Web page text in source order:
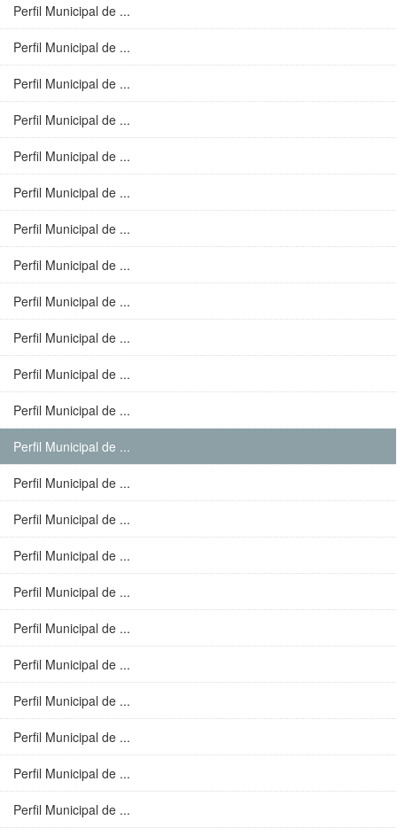
Perfil Municipal de ...
Perfil Municipal de ...
Perfil Municipal de ...
Perfil Municipal de ...
Perfil Municipal de ...
Perfil Municipal de ...
Perfil Municipal de ...
Perfil Municipal de ...
Perfil Municipal de ...
Perfil Municipal de ...
Perfil Municipal de ...
Perfil Municipal de ...
Perfil Municipal de ...
Perfil Municipal de ...
Perfil Municipal de ...
Perfil Municipal de ...
Perfil Municipal de ...
Perfil Municipal de ...
Perfil Municipal de ...
Perfil Municipal de ...
Perfil Municipal de ...
Perfil Municipal de ...
Perfil Municipal de ...